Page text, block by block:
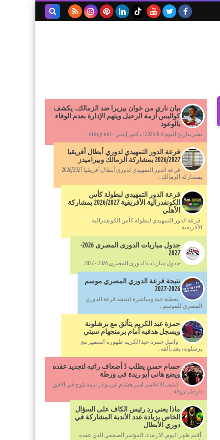
بيان ناري من خوان بيزيرا ضد الزمالك.. يكشف
كواليس أزمة الرحيل ويتهم الإدارة بعدم الوفاء
بالوعود
نشر بتاريخ اليوم 6-8-2026 | دكتور إيجي - dregy.net ...
قرعة الدور التمهيدي لدوري أبطال أفريقيا
2026/2027 بمشاركة الزمالك وبيراميدز
قرعة الدور التمهيدي لدوري أبطال أفريقيا 2026/2027
بمشاركة الزمالك...
قرعة الدور التمهيدي لبطولة كأس
الكونفدرالية الأفريقية 2026/2027 بمشاركة
الأهلي
قرعة الدور التمهيدي لبطولة كأس الكونفدرالية
الأفريقية...
جدول مباريات الدورى المصرى 2026-
2027
جدول مباريات الدورى المصرى 2026 - 2027 ...
نتيجة قرعة الدوري المصري موسم
2026-2027
تغطية حية ومباشرة لنتيجة قرعة الدوري
المصري للموسم...
حمزة عبد الكريم يتألق مع برشلونة
ويسجل هدفيه أمام برمنجهام سيتي
واصل حمزة عبد الكريم ظهوره المتميز مع
برشلونة، بعد تألقه...
حسام حسن يطلب 5 أضعاف راتبه لتجديد عقده
ويضع هاني أبو ريدة في ورطة
كشف الاعلامي امير هشام عن بوادر ازمة تلوح في الافق
دارخل اروقة...
ماذا يعني رد رئيس الكاف على السؤال
الخاص بزيادة عدد الأندية المشاركة في
دوري الأبطال
أقيم ظهر اليوم, الاربعاء، المؤتمر الصحفي الذي عقده